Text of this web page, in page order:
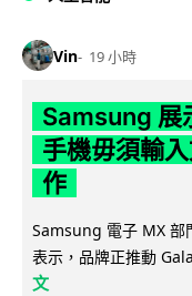
Vin 19 小時
Samsung 展
手機毋須輸
作
Samsung 電子 MX 部
表示，品牌正推動
文